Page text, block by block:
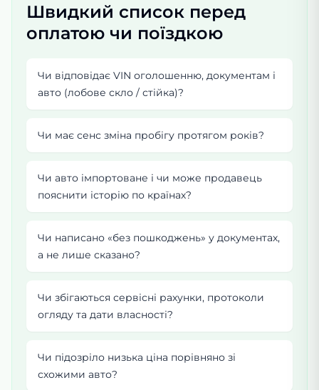
Швидкий список перед
оплатою чи поїздкою
Чи відповідає VIN оголошенню, документам і
авто (лобове скло / стійка)?
Чи має сенс зміна пробігу протягом років?
Чи авто імпортоване і чи може продавець
пояснити історію по країнах?
Чи написано «без пошкоджень» у документах,
а не лише сказано?
Чи збігаються сервісні рахунки, протоколи
огляду та дати власності?
Чи підозріло низька ціна порівняно зі
схожими авто?